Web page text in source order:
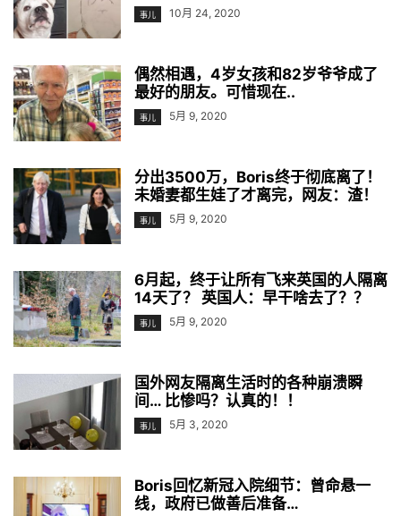
事儿 10月 24, 2020
偶然相遇，4岁女孩和82岁爷爷成了
最好的朋友。可惜现在..
事儿 5月 9, 2020
分出3500万，Boris终于彻底离了！
未婚妻都生娃了才离完，网友：渣！
事儿 5月 9, 2020
6月起，终于让所有飞来英国的人隔离
14天了？ 英国人：早干啥去了？？
事儿 5月 9, 2020
国外网友隔离生活时的各种崩溃瞬
间… 比惨吗？认真的！！
事儿 5月 3, 2020
Boris回忆新冠入院细节：曾命悬一
线，政府已做善后准备…